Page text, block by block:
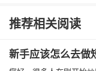
推荐相关阅读
新手应该怎么去做